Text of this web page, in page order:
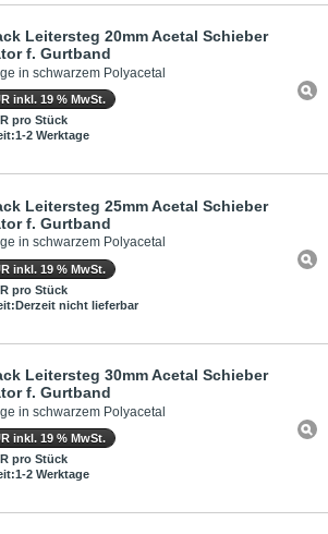
Leitersteg 20mm Acetal Schieber
f. Gurtband
in schwarzem Polyacetal
inkl. 19 % MwSt.
pro Stück
2 Werktage
Leitersteg 25mm Acetal Schieber
f. Gurtband
in schwarzem Polyacetal
inkl. 19 % MwSt.
pro Stück
nicht lieferbar
Leitersteg 30mm Acetal Schieber
f. Gurtband
in schwarzem Polyacetal
inkl. 19 % MwSt.
pro Stück
2 Werktage